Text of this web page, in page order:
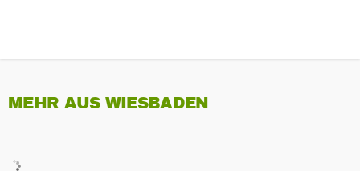
MEHR AUS WIESBADEN